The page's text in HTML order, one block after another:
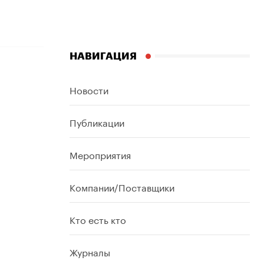
НАВИГАЦИЯ
Новости
Публикации
Мероприятия
Компании/Поставщики
Кто есть кто
Журналы